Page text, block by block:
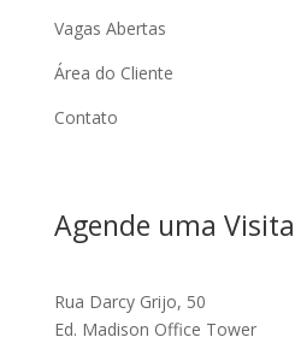
Vagas Abertas
Área do Cliente
Contato
Agende uma Visita
Rua Darcy Grijo, 50
Ed. Madison Office Tower